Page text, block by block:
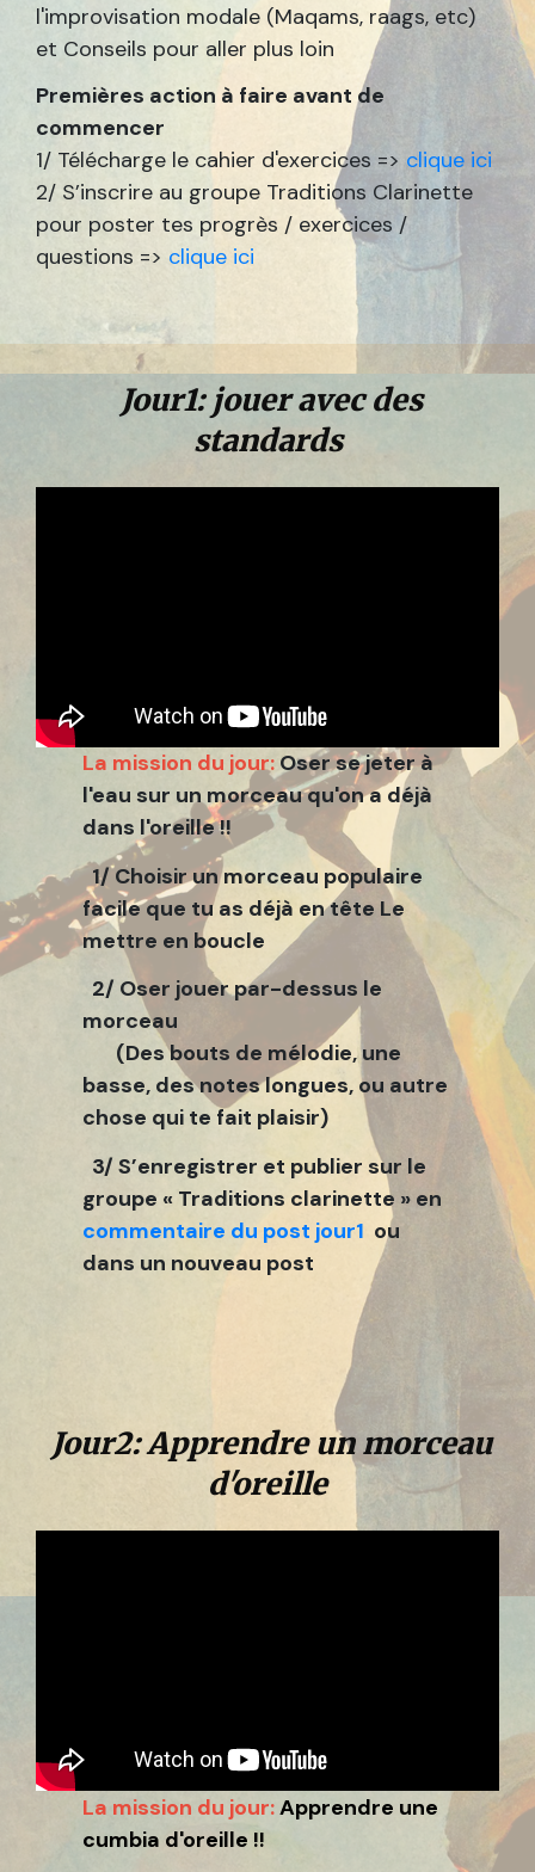
l'improvisation modale (Maqams, raags, etc)
et Conseils pour aller plus loin
Premières action à faire avant de
commencer
1/ Télécharge le cahier d'exercices => clique ici
2/ S’inscrire au groupe Traditions Clarinette
pour poster tes progrès / exercices /
questions => clique ici
Jour1: jouer avec des
standards
La mission du jour: Oser se jeter à
l'eau sur un morceau qu'on a déjà
dans l'oreille !!
1/ Choisir un morceau populaire
facile que tu as déjà en tête Le
mettre en boucle
2/ Oser jouer par-dessus le
morceau
(Des bouts de mélodie, une
basse, des notes longues, ou autre
chose qui te fait plaisir)
3/ S’enregistrer et publier sur le
groupe « Traditions clarinette » en
commentaire du post jour1 ou
dans un nouveau post
Jour2: Apprendre un morceau
d'oreille
La mission du jour:Apprendre une
cumbia d'oreille !!